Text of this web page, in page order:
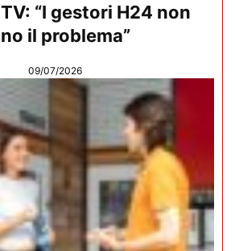
“I gestori H24 non
il problema”
09/07/2026